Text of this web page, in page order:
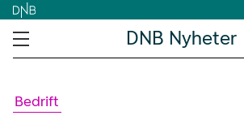
DNB Nyheter
Bedrift